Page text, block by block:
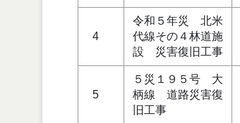
4
令和５年災 北米
代線その４林道施
設 災害復旧工事
5
５災１９５号 大
柄線 道路災害復
旧工事